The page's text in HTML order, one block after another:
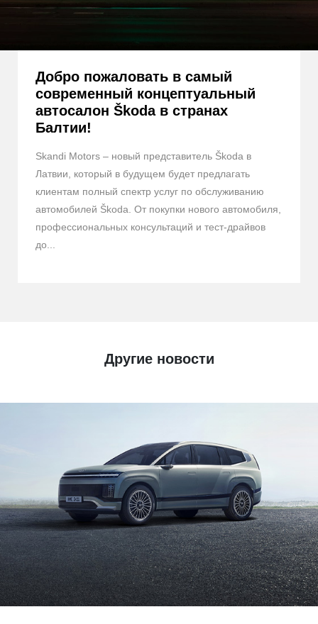
Добро пожаловать в самый
современный концептуальный
автосалон Škoda в странах
Балтии!
Skandi Motors – новый представитель Škoda в
Латвии, который в будущем будет предлагать
клиентам полный спектр услуг по обслуживанию
автомобилей Škoda. От покупки нового автомобиля,
профессиональных консультаций и тест-драйвов
до...
Другие новости